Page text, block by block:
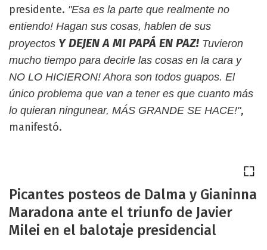
presidente. "Esa es la parte que realmente no
entiendo! Hagan sus cosas, hablen de sus
proyectos Y DEJEN A MI PAPÁ EN PAZ! Tuvieron
mucho tiempo para decirle las cosas en la cara y
NO LO HICIERON! Ahora son todos guapos. El
único problema que van a tener es que cuanto más
lo quieran ningunear, MÁS GRANDE SE HACE!",
manifestó.
Picantes posteos de Dalma y Gianinna
Maradona ante el triunfo de Javier
Milei en el balotaje presidencial